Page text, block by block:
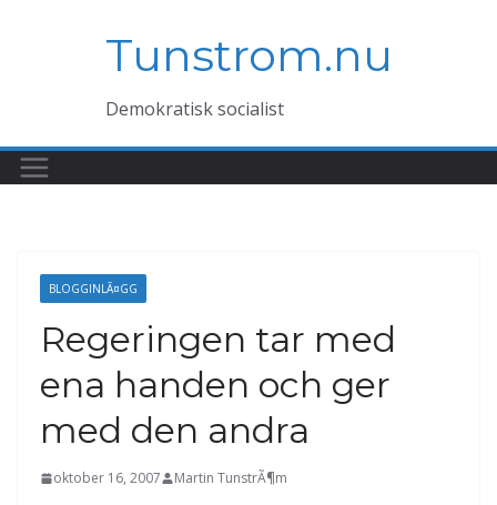
Tunstrom.nu
Demokratisk socialist
BLOGGINLÃ¤GG
Regeringen tar med
ena handen och ger
med den andra
oktober 16, 2007 Martin TunstrÃ¶m